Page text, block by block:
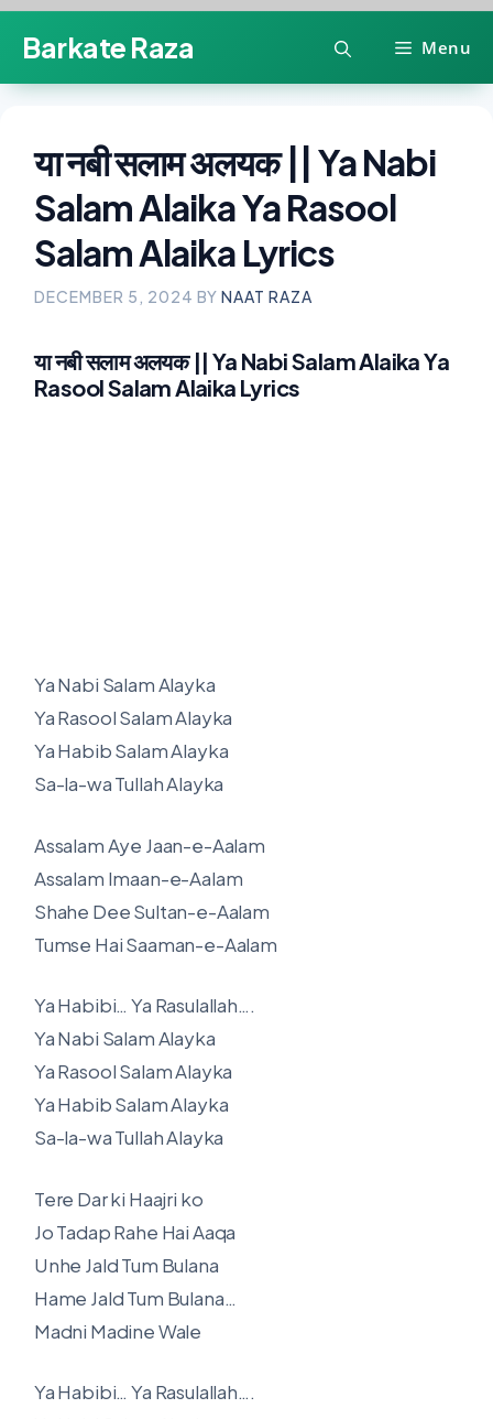
content
Barkate Raza Menu
या नबी सलाम अलयक || Ya Nabi
Salam Alaika Ya Rasool
Salam Alaika Lyrics
DECEMBER 5, 2024 BY NAAT RAZA
या नबी सलाम अलयक || Ya Nabi Salam Alaika Ya
Rasool Salam Alaika Lyrics
Ya Nabi Salam Alayka
Ya Rasool Salam Alayka
Ya Habib Salam Alayka
Sa-la-wa Tullah Alayka
Assalam Aye Jaan-e-Aalam
Assalam Imaan-e-Aalam
Shahe Dee Sultan-e-Aalam
Tumse Hai Saaman-e-Aalam
Ya Habibi… Ya Rasulallah….
Ya Nabi Salam Alayka
Ya Rasool Salam Alayka
Ya Habib Salam Alayka
Sa-la-wa Tullah Alayka
Tere Dar ki Haajri ko
Jo Tadap Rahe Hai Aaqa
Unhe Jald Tum Bulana
Hame Jald Tum Bulana…
Madni Madine Wale
Ya Habibi… Ya Rasulallah….